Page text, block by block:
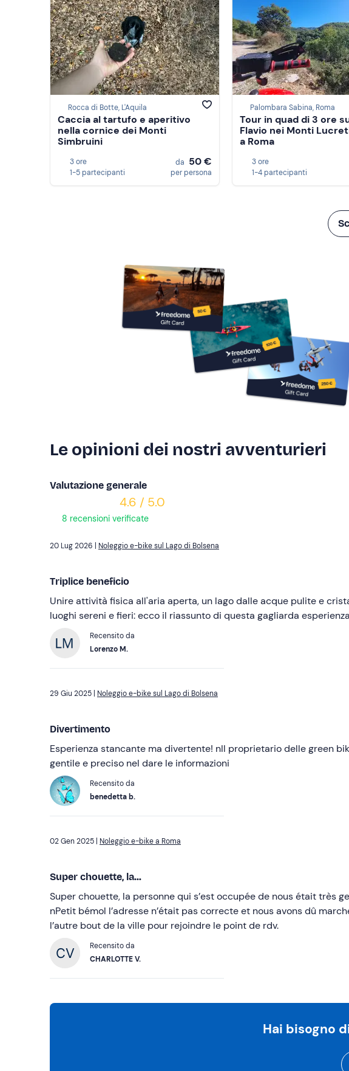
Rocca di Botte, L'Aquila
Caccia al tartufo e aperitivo
nella cornice dei Monti
Simbruini
3 ore
1-5 partecipanti
da 50 €
per persona
Palombara Sabina, Roma
Tour in quad di 3 ore
Flavio nei Monti
a Roma
3 ore
1-4 partecipanti
Le opinioni dei nostri avventurieri
Valutazione generale
4.6 / 5.0
8 recensioni verificate
Noleggio e-bike sul Lago di Bolsena
Triplice beneficio
Unire attività fisica all'aria aperta, un lago dalle acque pulite e
luoghi sereni e fieri: ecco il riassunto di questa gagliarda esperienza
Recensito da
Lorenzo M.
Noleggio e-bike sul Lago di Bolsena
Divertimento
Esperienza stancante ma divertente! nIl proprietario delle green
gentile e preciso nel dare le informazioni
Recensito da
benedetta b.
Noleggio e-bike a Roma
Super chouette, la...
Super chouette, la personne qui s’est occupée de nous était très
nPetit bémol l’adresse n’était pas correcte et nous avons dû
l’autre bout de la ville pour rejoindre le point de rdv.
Recensito da
CHARLOTTE V.
Hai bisogno